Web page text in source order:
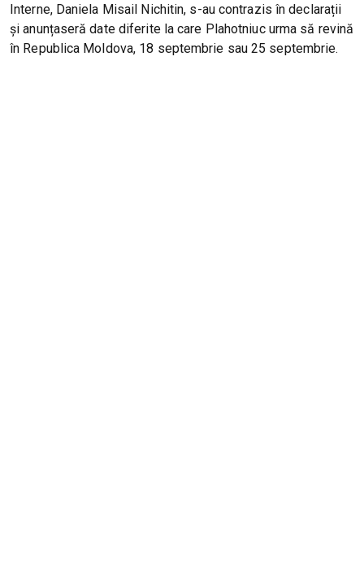
Interne, Daniela Misail Nichitin, s-au contrazis în declarații
și anunțaseră date diferite la care Plahotniuc urma să revină
în Republica Moldova, 18 septembrie sau 25 septembrie.